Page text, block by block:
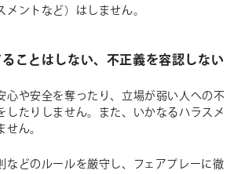
メントなど）はしません。
ことはしない、不正義を容認しない
心や安全を奪ったり、立場が弱い人への不
したりしません。また、いかなるハラスメ
せん。
などのルールを厳守し、フェアプレーに徹